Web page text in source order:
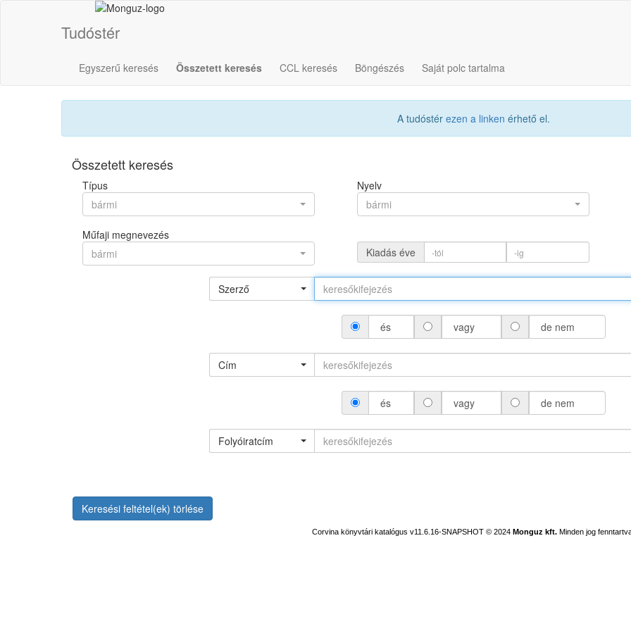
Tudóstér
Egyszerű keresés Összetett keresés CCL keresés Böngészés Saját polc tartalma
A tudóstér ezen a linken érhető el.
Összetett keresés
Típus
bármi
Nyelv
bármi
Műfaji megnevezés
bármi
Kiadás éve
Szerző
és vagy de nem
Cím
és vagy de nem
Folyóiratcím
Keresési feltétel(ek) törlése
Corvina könyvtári katalógus v11.6.16-SNAPSHOT © 2024 Monguz kft. Minden jog